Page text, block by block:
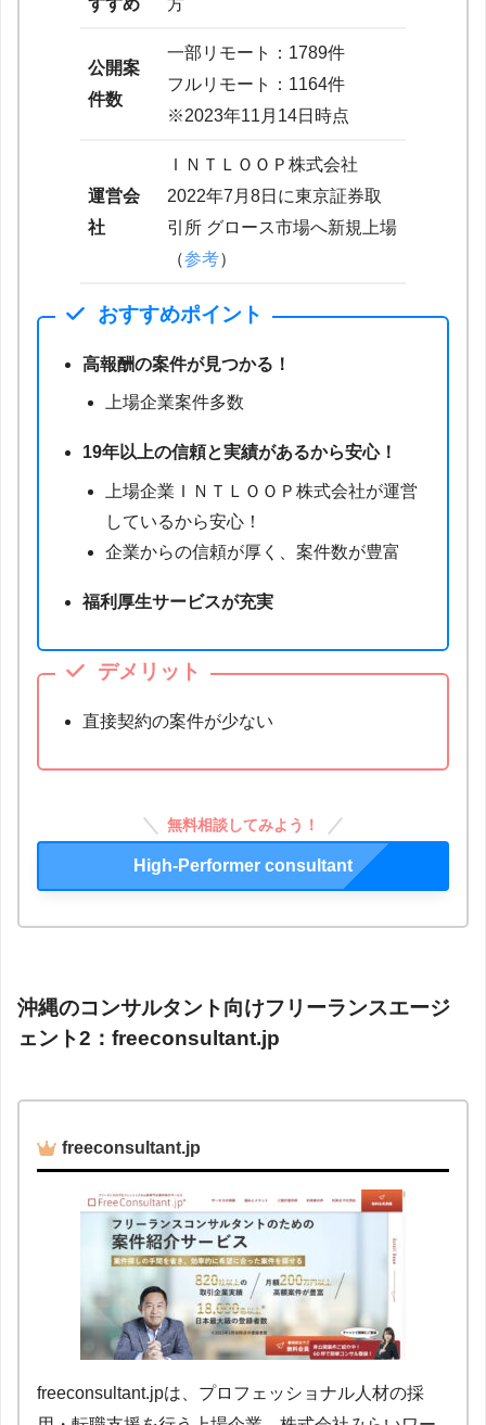
すすめ
方
公開案
件数
一部リモート：1789件
フルリモート：1164件
※2023年11月14日時点
運営会
社
ＩＮＴＬＯＯＰ株式会社
2022年7月8日に東京証券取
引所 グロース市場へ新規上場
（参考）
おすすめポイント
高報酬の案件が見つかる！
上場企業案件多数
19年以上の信頼と実績があるから安心！
上場企業ＩＮＴＬＯＯＰ株式会社が運営
しているから安心！
企業からの信頼が厚く、案件数が豊富
福利厚生サービスが充実
デメリット
直接契約の案件が少ない
無料相談してみよう！
High-Performer consultant
沖縄のコンサルタント向けフリーランスエージ
ェント2： freeconsultant.jp
freeconsultant.jp
freeconsultant.jpは、プロフェッショナル人材の採